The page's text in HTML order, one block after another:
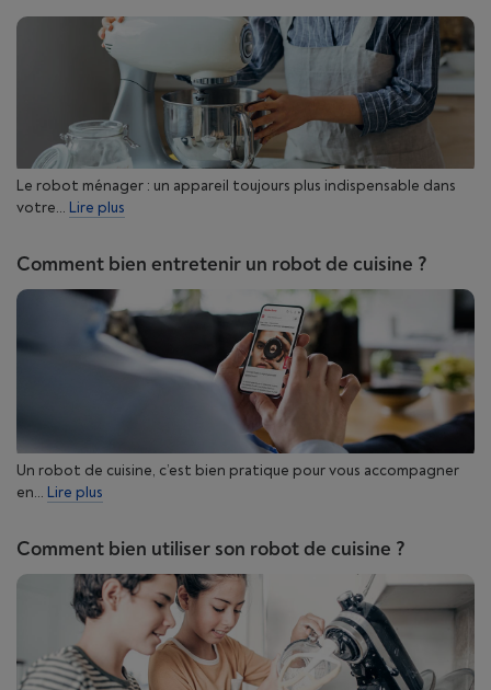
Le robot ménager : un appareil toujours plus indispensable dans
votre... Lire plus
Comment bien entretenir un robot de cuisine ?
Un robot de cuisine, c’est bien pratique pour vous accompagner
en... Lire plus
Comment bien utiliser son robot de cuisine ?